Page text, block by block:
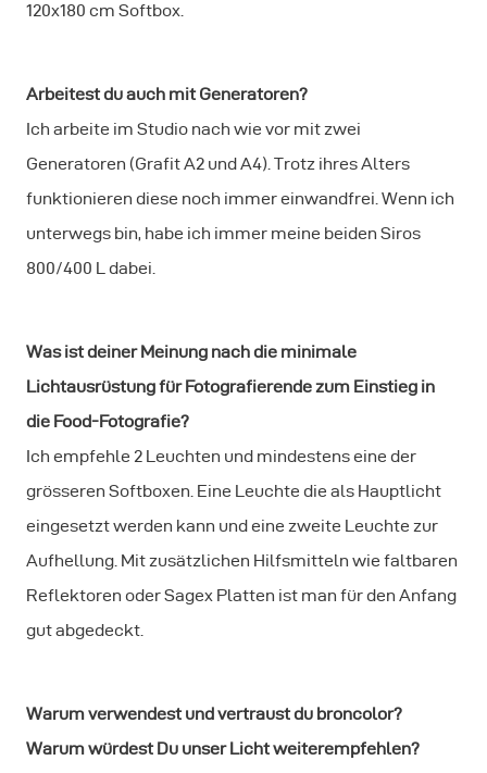
120x180 cm Softbox.
Arbeitest du auch mit Generatoren?
Ich arbeite im Studio nach wie vor mit zwei
Generatoren (Grafit A2 und A4). Trotz ihres Alters
funktionieren diese noch immer einwandfrei. Wenn ich
unterwegs bin, habe ich immer meine beiden Siros
800/400 L dabei.
Was ist deiner Meinung nach die minimale
Lichtausrüstung für Fotografierende zum Einstieg in
die Food-Fotografie?
Ich empfehle 2 Leuchten und mindestens eine der
grösseren Softboxen. Eine Leuchte die als Hauptlicht
eingesetzt werden kann und eine zweite Leuchte zur
Aufhellung. Mit zusätzlichen Hilfsmitteln wie faltbaren
Reflektoren oder Sagex Platten ist man für den Anfang
gut abgedeckt.
Warum verwendest und vertraust du broncolor?
Warum würdest Du unser Licht weiterempfehlen?